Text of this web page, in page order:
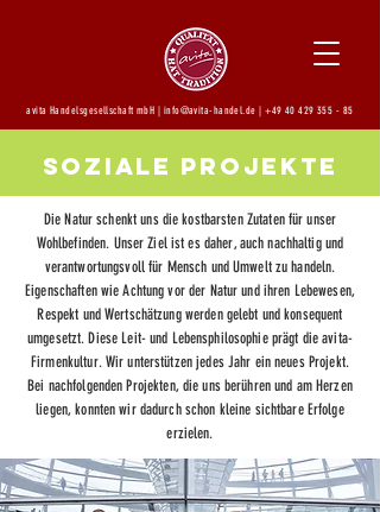
avita Handelsgesellschaft mbH | info@avita-handel.de |+49 40 429 355 - 85
Soziale Projekte
Die Natur schenkt uns die kostbarsten Zutaten für unser
Wohlbefinden. Unser Ziel ist es daher, auch nachhaltig und
verantwortungsvoll für Mensch und Umwelt zu handeln.
Eigenschaften wie Achtung vor der Natur und ihren Lebewesen,
Respekt und Wertschätzung werden gelebt und konsequent
umgesetzt. Diese Leit- und Lebensphilosophie prägt die avita-
Firmenkultur. Wir unterstützen jedes Jahr ein neues Projekt.
Bei nachfolgenden Projekten, die uns berühren und am Herzen
liegen, konnten wir dadurch schon kleine sichtbare Erfolge
erzielen.